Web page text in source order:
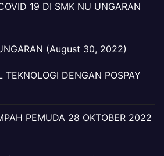
19 DI SMK NU UNGARAN
(August 30, 2022)
TEKNOLOGI DENGAN POSPAY
PEMUDA 28 OKTOBER 2022